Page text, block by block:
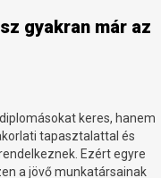
gyakran már az
keres, hanem
tapasztalattal és
Ezért egyre
a jövő munkatársainak